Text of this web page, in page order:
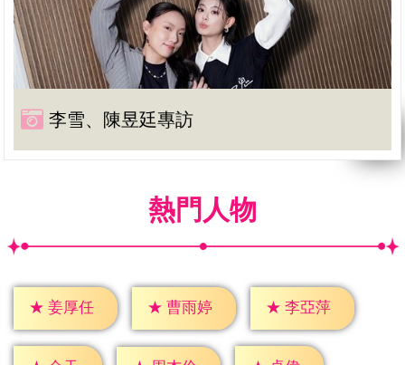
李雪、陳昱廷專訪
熱門人物
★ 姜厚任 ★ 曹雨婷 ★ 李亞萍